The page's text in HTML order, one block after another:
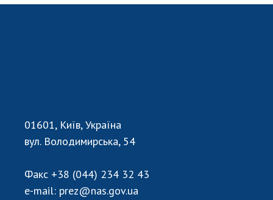
КОНТАКТИ
КАБІНЕТ
01601, Київ, Україна
вул. Володимирська, 54
Факс +38 (044) 234 32 43
e-mail: prez@nas.gov.ua